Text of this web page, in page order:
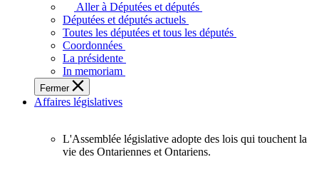
députés
vous
représentent
sein
de
l'Assemblée
législative
l'Ontario.
Aller à Députées et députés
Députées et députés actuels
Toutes les députées et tous les députés
Coordonnées
La présidente
In memoriam
Fermer
Affaires législatives
L'Assemblée
L'Assemblée législative adopte des lois qui touchent la
vie des Ontariennes et Ontariens.